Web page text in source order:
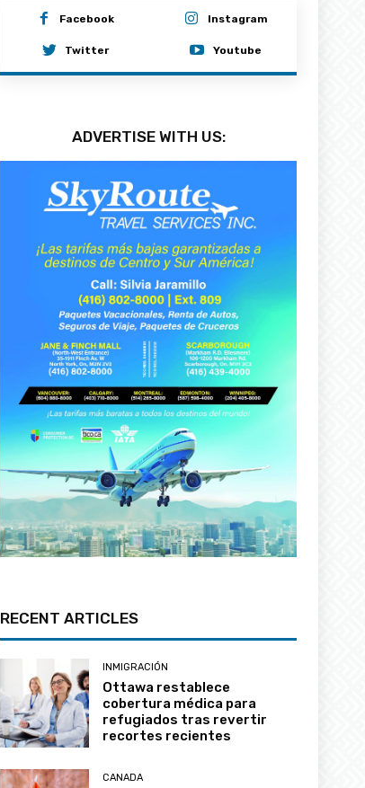
Facebook Instagram
Twitter Youtube
ADVERTISE WITH US:
RECENT ARTICLES
INMIGRACIÓN
Ottawa restablece
cobertura médica para
refugiados tras revertir
recortes recientes
CANADA